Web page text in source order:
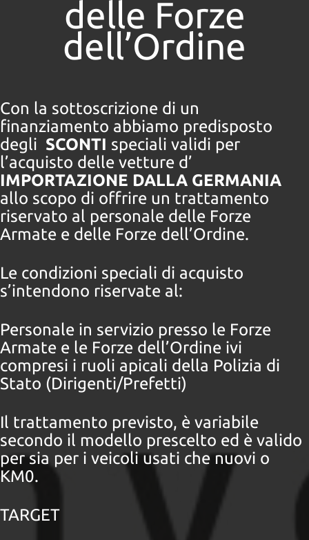
delle Forze
dell’Ordine
Con la sottoscrizione di un
finanziamento abbiamo predisposto
degli SCONTI speciali validi per
l’acquisto delle vetture d’
IMPORTAZIONE DALLA GERMANIA
allo scopo di offrire un trattamento
riservato al personale delle Forze
Armate e delle Forze dell’Ordine.
Le condizioni speciali di acquisto
s’intendono riservate al:
Personale in servizio presso le Forze
Armate e le Forze dell’Ordine ivi
compresi i ruoli apicali della Polizia di
Stato (Dirigenti/Prefetti)
Il trattamento previsto, è variabile
secondo il modello prescelto ed è valido
per sia per i veicoli usati che nuovi o
KM0.
TARGET
tecnologie
adottiamo
per
offrire
le
funzionalità
e
svolgere
le
attività
seguito
Per
ottenere
maggiori
sull'utilità
e
sul
funzionamento
di
di
tracciamento
si
rimanda
alla
Puoi